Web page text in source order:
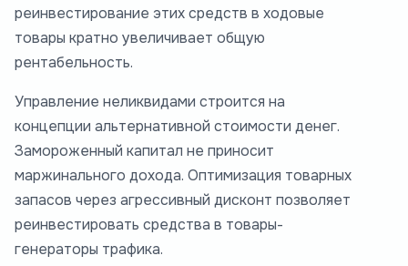
реинвестирование этих средств в ходовые
товары кратно увеличивает общую
рентабельность.
Управление неликвидами строится на
концепции альтернативной стоимости денег.
Замороженный капитал не приносит
маржинального дохода. Оптимизация товарных
запасов через агрессивный дисконт позволяет
реинвестировать средства в товары-
генераторы трафика.